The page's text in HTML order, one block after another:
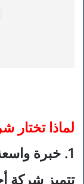
لماذا تختار
1. خبرة واسعة
تتميز شركة